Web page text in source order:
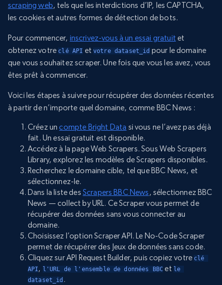
scraping web, tels que les interdictions d’IP, les CAPTCHA,
les cookies et autres formes de détection de bots.
Pour commencer, inscrivez-vous à un essai gratuit et
obtenez votre clé API etvotre dataset_id pour le domaine
que vous souhaitez scraper. Une fois que vous les avez, vous
êtes prêt à commencer.
Voici les étapes à suivre pour récupérer des données récentes
à partir de n’importe quel domaine, comme BBC News :
Créez uncompte Bright Data si vous ne l’avez pas déjà
fait. Un essai gratuit est disponible.
Accédez à la page Web Scrapers. Sous Web Scrapers
Library, explorez les modèles de Scrapers disponibles.
Recherchez le domaine cible, tel que BBC News, et
sélectionnez-le.
Dans la liste des Scrapers BBC News, sélectionnez BBC
News — collect by URL. Ce Scraper vous permet de
récupérer des données sans vous connecter au
domaine.
Choisissez l’option Scraper API. Le No-Code Scraper
permet de récupérer des Jeux de données sans code.
Cliquez sur API Request Builder, puis copiez votre clé
API, l'URL de l'ensemble de données BBC et le
dataset_id .